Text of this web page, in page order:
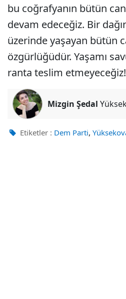
bu coğrafyanın bütün
devam edeceğiz. Bir
üzerinde yaşayan bütün
özgürlüğüdür. Yaşamı
ranta teslim
Mizgin Şedal
Etiketler : Dem Parti,